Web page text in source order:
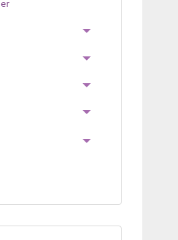
TOGGLE MENU
TOGGLE MENU
TOGGLE MENU
TOGGLE MENU
TOGGLE MENU